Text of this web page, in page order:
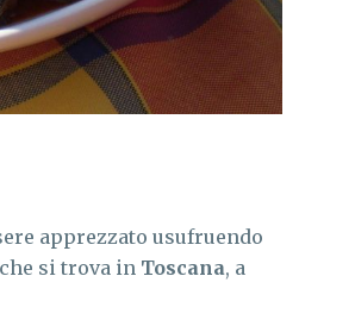
apprezzato usufruendo
si trova in Toscana, a